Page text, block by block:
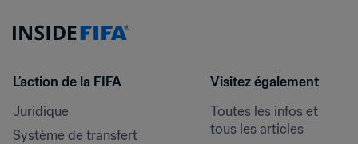
L’action de la FIFA
Juridique
Système de transfert
Visitez également
Toutes les infos et
tous les articles